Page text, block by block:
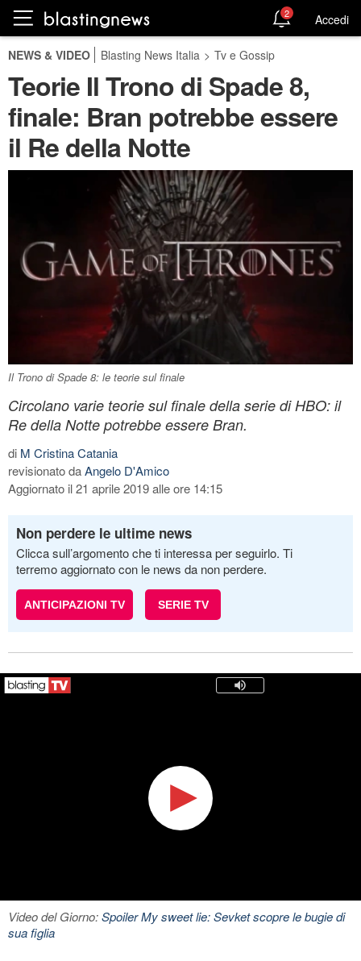
2 Accedi
NEWS & VIDEO Blasting News Italia > Tv e Gossip
Teorie Il Trono di Spade 8,
finale: Bran potrebbe essere
il Re della Notte
Il Trono di Spade 8: le teorie sul finale
Circolano varie teorie sul finale della serie di HBO: il
Re della Notte potrebbe essere Bran.
di M Cristina Catania
revisionato daAngelo D'Amico
Aggiornato il 21 aprile 2019 alle ore 14:15
Non perdere le ultime news
Clicca sull’argomento che ti interessa per seguirlo. Ti
terremo aggiornato con le news da non perdere.
ANTICIPAZIONI TV SERIE TV
Video del Giorno:Spoiler My sweet lie: Sevket scopre le bugie di
sua figlia